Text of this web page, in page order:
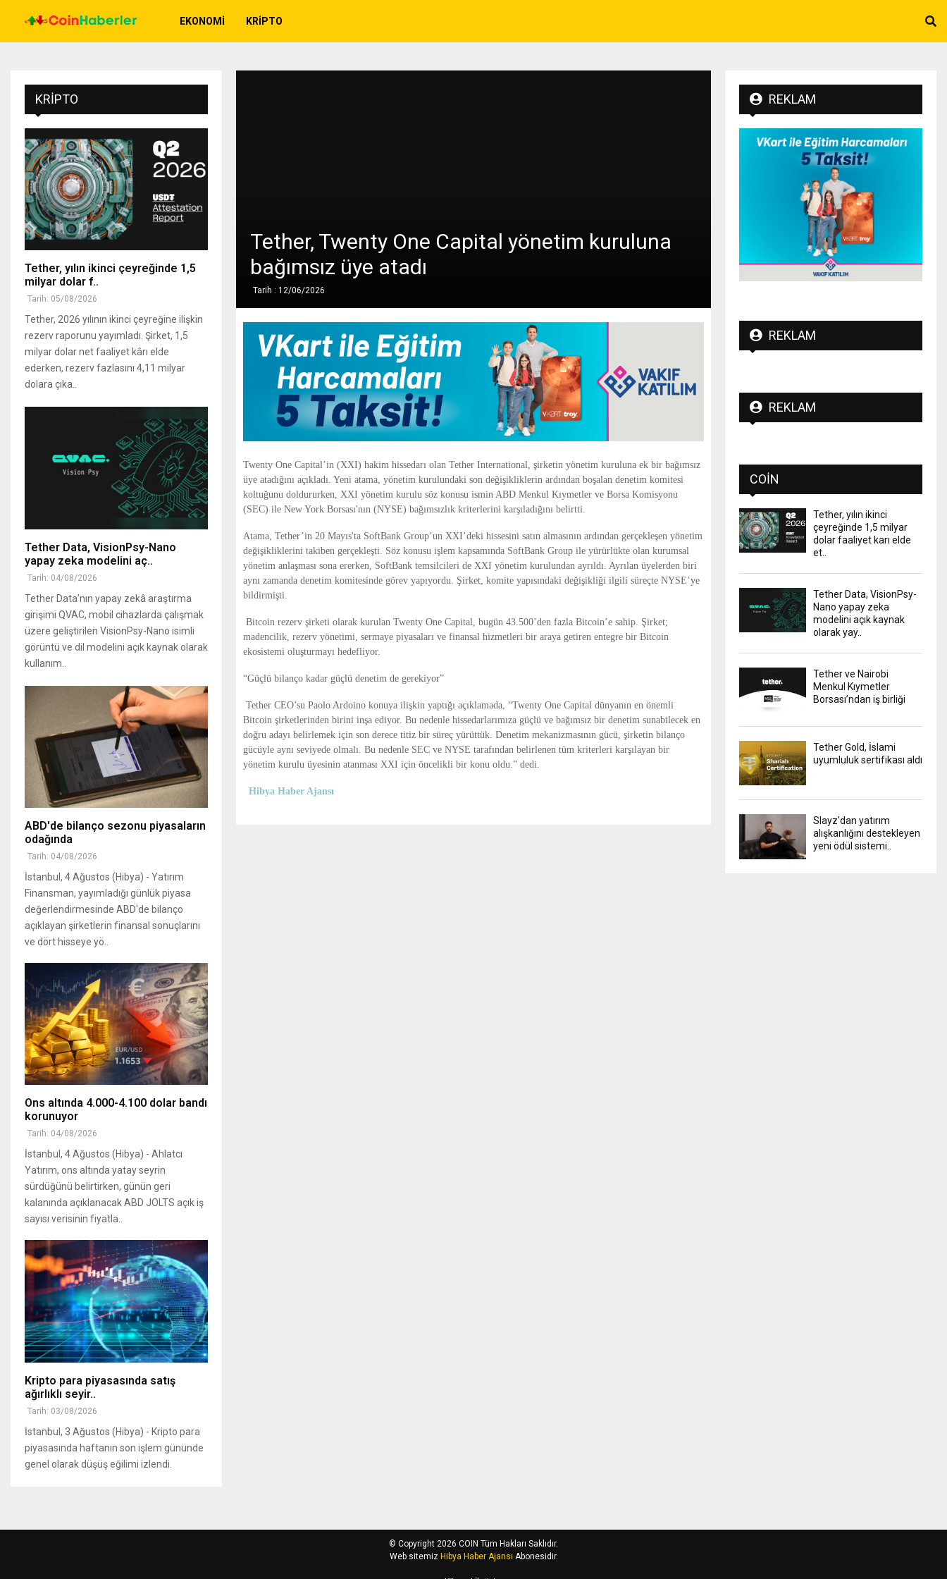
EKONOMI KRIPTO
Tether, Twenty One Capital yönetim kuruluna
bağımsız üye atadı
Tarih : 12/06/2026
Twenty One Capital’in (XXI) hakim hissedarı olan Tether International, şirketin yönetim kuruluna ek bir bağımsız
üye atadığını açıkladı. Yeni atama, yönetim kurulundaki son değişikliklerin ardından boşalan denetim komitesi
koltuğunu doldururken, XXI yönetim kurulu söz konusu ismin ABD Menkul Kıymetler ve Borsa Komisyonu
(SEC) ile New York Borsası'nın (NYSE) bağımsızlık kriterlerini karşıladığını belirtti.
Atama, Tether’in 20 Mayıs'ta SoftBank Group’un XXI’deki hissesini satın almasının ardından gerçekleşen yönetim
değişikliklerini takiben gerçekleşti. Söz konusu işlem kapsamında SoftBank Group ile yürürlükte olan kurumsal
yönetim anlaşması sona ererken, SoftBank temsilcileri de XXI yönetim kurulundan ayrıldı. Ayrılan üyelerden biri
aynı zamanda denetim komitesinde görev yapıyordu. Şirket, komite yapısındaki değişikliği ilgili süreçte NYSE’ye
bildirmişti.
Bitcoin rezerv şirketi olarak kurulan Twenty One Capital, bugün 43.500’den fazla Bitcoin’e sahip. Şirket;
madencilik, rezerv yönetimi, sermaye piyasaları ve finansal hizmetleri bir araya getiren entegre bir Bitcoin
ekosistemi oluşturmayı hedefliyor.
“Güçlü bilanço kadar güçlü denetim de gerekiyor”
Tether CEO’su Paolo Ardoino konuya ilişkin yaptığı açıklamada, “Twenty One Capital dünyanın en önemli
Bitcoin şirketlerinden birini inşa ediyor. Bu nedenle hissedarlarımıza güçlü ve bağımsız bir denetim sunabilecek en
doğru adayı belirlemek için son derece titiz bir süreç yürüttük. Denetim mekanizmasının gücü, şirketin bilanço
gücüyle aynı seviyede olmalı. Bu nedenle SEC ve NYSE tarafından belirlenen tüm kriterleri karşılayan bir
yönetim kurulu üyesinin atanması XXI için öncelikli bir konu oldu.” dedi.
Hibya Haber Ajansı
KRIPTO
Tether, yılın ikinci çeyreğinde 1,5
milyar dolar f..
Tarih: 05/08/2026
Tether, 2026 yılının ikinci çeyreğine ilişkin
rezerv raporunu yayımladı. Şirket, 1,5
milyar dolar net faaliyet kârı elde
ederken, rezerv fazlasını 4,11 milyar
dolara çıka..
Tether Data, VisionPsy-Nano
yapay zeka modelini aç..
Tarih: 04/08/2026
Tether Data’nın yapay zekâ araştırma
girişimi QVAC, mobil cihazlarda çalışmak
üzere geliştirilen VisionPsy-Nano isimli
görüntü ve dil modelini açık kaynak olarak
kullanım..
ABD'de bilanço sezonu piyasaların
odağında
Tarih: 04/08/2026
İstanbul, 4 Ağustos (Hibya) - Yatırım
Finansman, yayımladığı günlük piyasa
değerlendirmesinde ABD'de bilanço
açıklayan şirketlerin finansal sonuçlarını
ve dört hisseye yö..
Ons altında 4.000-4.100 dolar bandı
korunuyor
Tarih: 04/08/2026
İstanbul, 4 Ağustos (Hibya) - Ahlatcı
Yatırım, ons altında yatay seyrin
sürdüğünü belirtirken, günün geri
kalanında açıklanacak ABD JOLTS açık iş
sayısı verisinin fiyatla..
Kripto para piyasasında satış
ağırlıklı seyir..
Tarih: 03/08/2026
İstanbul, 3 Ağustos (Hibya) - Kripto para
piyasasında haftanın son işlem gününde
genel olarak düşüş eğilimi izlendi.
REKLAM
REKLAM
REKLAM
COIN
Tether, yılın ikinci
çeyreğinde 1,5 milyar
dolar faaliyet karı elde
et..
Tether Data, VisionPsy-
Nano yapay zeka
modelini açık kaynak
olarak yay..
Tether ve Nairobi
Menkul Kıymetler
Borsası’ndan iş birliği
Tether Gold, İslami
uyumluluk sertifikası aldı
Slayz'dan yatırım
alışkanlığını destekleyen
yeni ödül sistemi..
© Copyright 2026 COIN Tüm Hakları Saklıdır.
Web sitemiz Hibya Haber Ajansı Abonesidir.